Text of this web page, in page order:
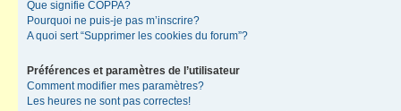
Que signifie COPPA?
Pourquoi ne puis-je pas m’inscrire?
A quoi sert “Supprimer les cookies du forum”?
Préférences et paramètres de l’utilisateur
Comment modifier mes paramètres?
Les heures ne sont pas correctes!